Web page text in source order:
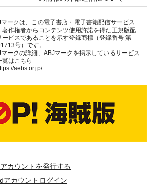
ークは、この電子書店・電子書籍配信サービス
著作権者からコンテンツ使用許諾を得た正規版配
ービスであることを示す登録商標（登録番号 第
号）です。
ークの詳細、ABJマークを掲示しているサービス
覧はこちら
aebs.or.jp/
カウントを発行する
dアカウントログイン